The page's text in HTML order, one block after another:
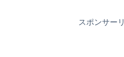
スポンサー